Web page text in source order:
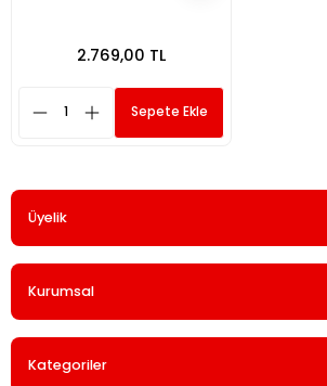
2.769,00 TL
Sepete Ekle
Üyelik
Kurumsal
Kategoriler